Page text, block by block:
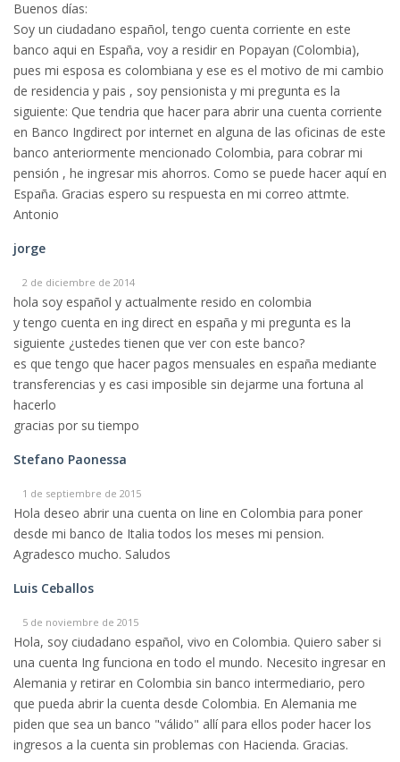
Buenos días:
Soy un ciudadano español, tengo cuenta corriente en este
banco aqui en España, voy a residir en Popayan (Colombia),
pues mi esposa es colombiana y ese es el motivo de mi cambio
de residencia y pais , soy pensionista y mi pregunta es la
siguiente: Que tendria que hacer para abrir una cuenta corriente
en Banco Ingdirect por internet en alguna de las oficinas de este
banco anteriormente mencionado Colombia, para cobrar mi
pensión , he ingresar mis ahorros. Como se puede hacer aquí en
España. Gracias espero su respuesta en mi correo attmte.
Antonio
jorge
2 de diciembre de 2014
hola soy español y actualmente resido en colombia
y tengo cuenta en ing direct en españa y mi pregunta es la
siguiente ¿ustedes tienen que ver con este banco?
es que tengo que hacer pagos mensuales en españa mediante
transferencias y es casi imposible sin dejarme una fortuna al
hacerlo
gracias por su tiempo
Stefano Paonessa
1 de septiembre de 2015
Hola deseo abrir una cuenta on line en Colombia para poner
desde mi banco de Italia todos los meses mi pension.
Agradesco mucho. Saludos
Luis Ceballos
5 de noviembre de 2015
Hola, soy ciudadano español, vivo en Colombia. Quiero saber si
una cuenta Ing funciona en todo el mundo. Necesito ingresar en
Alemania y retirar en Colombia sin banco intermediario, pero
que pueda abrir la cuenta desde Colombia. En Alemania me
piden que sea un banco "válido" allí para ellos poder hacer los
ingresos a la cuenta sin problemas con Hacienda. Gracias.